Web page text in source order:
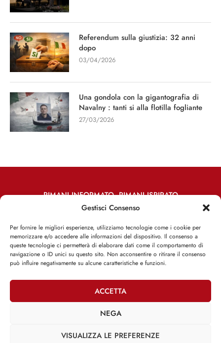
Gestisci Consenso
Per fornire le migliori esperienze, utilizziamo tecnologie come i cookie per
memorizzare e/o accedere alle informazioni del dispositivo. Il consenso a
queste tecnologie ci permetterà di elaborare dati come il comportamento di
navigazione o ID unici su questo sito. Non acconsentire o ritirare il consenso
può influire negativamente su alcune caratteristiche e funzioni.
ACCETTA
NEGA
VISUALIZZA LE PREFERENZE
Referendum sulla giustizia: 32 anni
dopo
03/04/2026
Una gondola con la gigantografia di
Navalny : tanti si alla flotilla fogliante
27/03/2026
RIMANI INFORMATO, RIMANI ISPIRATO
Iscriviti alla Newsletter
ISCRIVITI ADESSO
Facebook Twitter Email